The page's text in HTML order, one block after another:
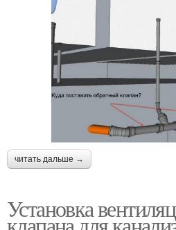
читать дальше →
Установка